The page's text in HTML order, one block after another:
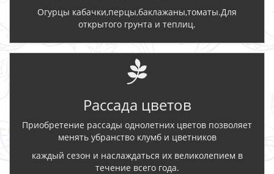
Огурцы кабачки,перцы,баклажаны,томаты.Для
открытого грунта и теплиц.
Рассада цветов
Приобретение рассады однолетних цветов позволяет
менять убранство клумб и цветников
каждый сезон и наслаждаться их великолепием в
течение всего года.